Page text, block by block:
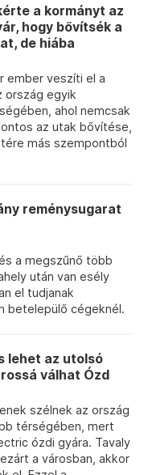
a kormányt az
hogy bővítsék a
de hiába
ember veszíti el a
ország egyik
ahol nemcsak
az utak bővítése,
más szempontból
reménysugarat
a megszűnő több
után van esély
el tudjanak
betelepülő cégeknél.
lehet az utolsó
válhat Ózd
szélnek az ország
térségében, mert
ózdi gyára. Tavaly
a városban, akkor